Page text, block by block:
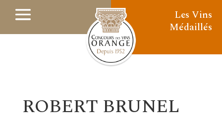
Les Vins
Médaillés
ROBERT BRUNEL